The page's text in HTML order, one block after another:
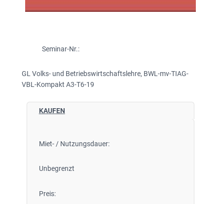
Seminar-Nr.:
GL Volks- und Betriebswirtschaftslehre, BWL-mv-TIAG-
VBL-Kompakt A3-T6-19
KAUFEN
Miet- / Nutzungsdauer:
Unbegrenzt
Preis: